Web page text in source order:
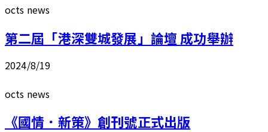
octs news
第二屆「港深雙城發展」論壇 成功舉辦
2024/8/19
octs news
《國情．新策》創刊號正式出版